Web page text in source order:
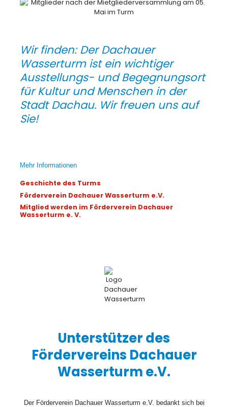
Wir finden: Der Dachauer
Wasserturm ist ein wichtiger
Ausstellungs- und Begegnungsort
für Kultur und Menschen in der
Stadt Dachau. Wir freuen uns auf
Sie!
Mehr Informationen
Geschichte des Turms
Förderverein Dachauer Wasserturm e.V.
Mitglied werden im Förderverein Dachauer
Wasserturm e. V.
Unterstützer des
Fördervereins Dachauer
Wasserturm e.V.
Der Förderverein Dachauer Wasserturm e.V. bedankt sich bei